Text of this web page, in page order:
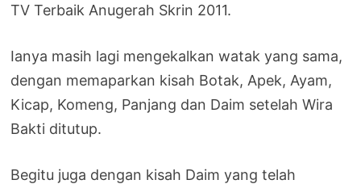
TV Terbaik Anugerah Skrin 2011.
Ianya masih lagi mengekalkan watak yang sama,
dengan memaparkan kisah Botak, Apek, Ayam,
Kicap, Komeng, Panjang dan Daim setelah Wira
Bakti ditutup.
Begitu juga dengan kisah Daim yang telah